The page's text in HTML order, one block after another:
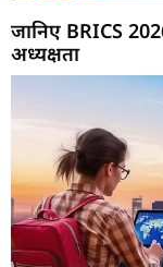
जानिए BRICS
अध्यक्षता